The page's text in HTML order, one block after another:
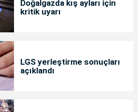
Doğalgazda kış ayları için
kritik uyarı
LGS yerleştirme sonuçları
açıklandı